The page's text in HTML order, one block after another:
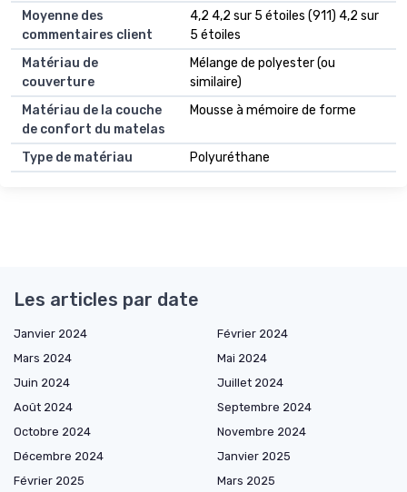
Moyenne des
commentaires client
4,2 4,2 sur 5 étoiles (911) 4,2 sur
5 étoiles
Matériau de
couverture
Mélange de polyester (ou
similaire)
Matériau de la couche
de confort du matelas
Mousse à mémoire de forme
Type de matériau Polyuréthane
Les articles par date
Janvier 2024
Février 2024
Mars 2024
Mai 2024
Juin 2024
Juillet 2024
Août 2024
Septembre 2024
Octobre 2024
Novembre 2024
Décembre 2024
Janvier 2025
Février 2025
Mars 2025